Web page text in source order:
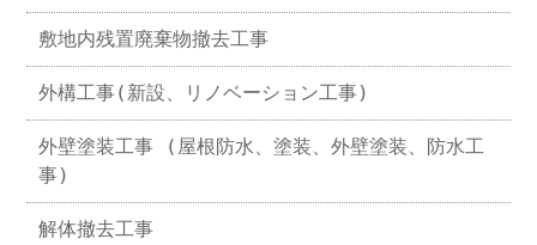
敷地内残置廃棄物撤去工事
外構工事(新設、リノベーション工事)
外壁塗装工事 (屋根防水、塗装、外壁塗装、防水工
事)
解体撤去工事